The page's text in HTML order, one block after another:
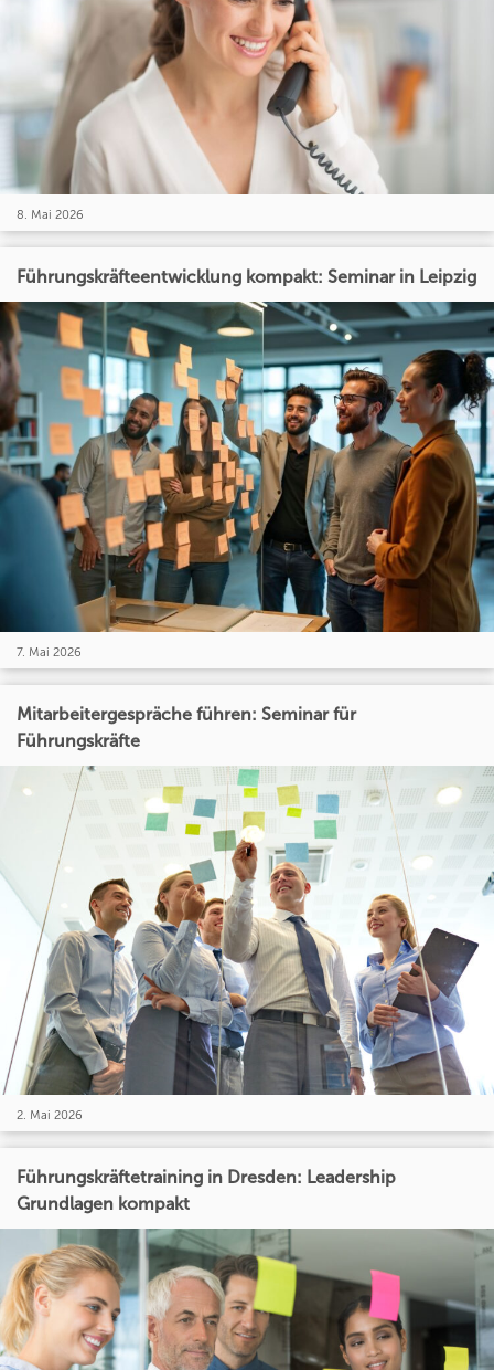
8. Mai 2026
Führungskräfteentwicklung kompakt: Seminar in Leipzig
7. Mai 2026
Mitarbeitergespräche führen: Seminar für
Führungskräfte
2. Mai 2026
Führungskräftetraining in Dresden: Leadership
Grundlagen kompakt